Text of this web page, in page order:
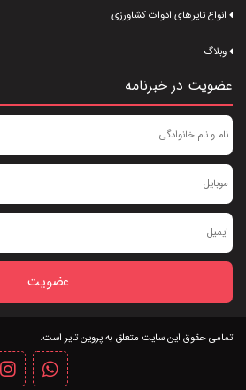
انواع تایرهای ادوات کشاورزی
وبلاگ
عضویت در خبرنامه
عضویت
تمامی حقوق این سایت متعلق به پروین تایر است.